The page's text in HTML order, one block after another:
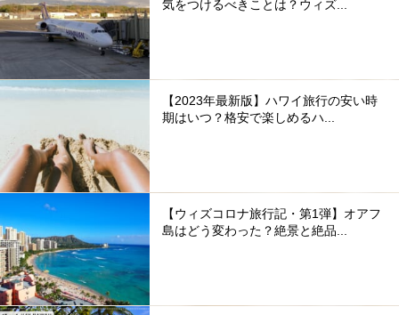
気をつけるべきことは？ウィズ...
【2023年最新版】ハワイ旅行の安い時
期はいつ？格安で楽しめるハ...
【ウィズコロナ旅行記・第1弾】オアフ
島はどう変わった？絶景と絶品...